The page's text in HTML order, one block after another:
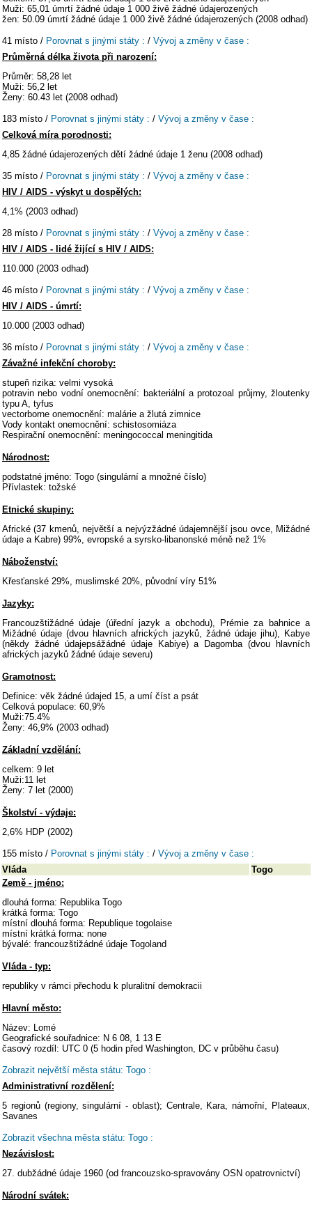
Muži: 65,01 úmrtí žádné údaje 1 000 živě žádné údajerozených
žen: 50.09 úmrtí žádné údaje 1 000 živě žádné údajerozených (2008 odhad)
41 místo / Porovnat s jinými státy : / Vývoj a změny v čase :
Průměrná délka života při narození:
Průměr: 58,28 let
Muži: 56,2 let
Ženy: 60.43 let (2008 odhad)
183 místo / Porovnat s jinými státy : / Vývoj a změny v čase :
Celková míra porodnosti:
4,85 žádné údajerozených dětí žádné údaje 1 ženu (2008 odhad)
35 místo / Porovnat s jinými státy : / Vývoj a změny v čase :
HIV / AIDS - výskyt u dospělých:
4,1% (2003 odhad)
28 místo / Porovnat s jinými státy : / Vývoj a změny v čase :
HIV / AIDS - lidé žijící s HIV / AIDS:
110.000 (2003 odhad)
46 místo / Porovnat s jinými státy : / Vývoj a změny v čase :
HIV / AIDS - úmrtí:
10.000 (2003 odhad)
36 místo / Porovnat s jinými státy : / Vývoj a změny v čase :
Závažné infekční choroby:
stupeň rizika: velmi vysoká
potravin nebo vodní onemocnění: bakteriální a protozoal průjmy, žloutenky
typu A, tyfus
vectorborne onemocnění: malárie a žlutá zimnice
Vody kontakt onemocnění: schistosomiáza
Respirační onemocnění: meningococcal meningitida
Národnost:
podstatné jméno: Togo (singulární a množné číslo)
Přívlastek: tožské
Etnické skupiny:
Africké (37 kmenů, největší a nejvýzžádné údajemnější jsou ovce, Mižádné
údaje a Kabre) 99%, evropské a syrsko-libanonské méně než 1%
Náboženství:
Křesťanské 29%, muslimské 20%, původní víry 51%
Jazyky:
Francouzštižádné údaje (úřední jazyk a obchodu), Prémie za bahnice a
Mižádné údaje (dvou hlavních afrických jazyků, žádné údaje jihu), Kabye
(někdy žádné údajepsážádné údaje Kabiye) a Dagomba (dvou hlavních
afrických jazyků žádné údaje severu)
Gramotnost:
Definice: věk žádné údajed 15, a umí číst a psát
Celková populace: 60,9%
Muži:75.4%
Ženy: 46,9% (2003 odhad)
Základní vzdělání:
celkem: 9 let
Muži:11 let
Ženy: 7 let (2000)
Školství - výdaje:
2,6% HDP (2002)
155 místo / Porovnat s jinými státy : / Vývoj a změny v čase :
Vláda
Togo
Země - jméno:
dlouhá forma: Republika Togo
krátká forma: Togo
místní dlouhá forma: Republique togolaise
místní krátká forma: none
bývalé: francouzštižádné údaje Togoland
Vláda - typ:
republiky v rámci přechodu k pluralitní demokracii
Hlavní město:
Název: Lomé
Geografické souřadnice: N 6 08, 1 13 E
časový rozdíl: UTC 0 (5 hodin před Washington, DC v průběhu času)
Zobrazit největší města státu: Togo :
Administrativní rozdělení:
5 regionů (regiony, singulární - oblast); Centrale, Kara, námořní, Plateaux,
Savanes
Zobrazit všechna města státu: Togo :
Nezávislost:
27. dubžádné údaje 1960 (od francouzsko-spravovány OSN opatrovnictví)
Národní svátek: